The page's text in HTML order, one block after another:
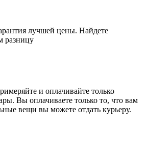
лучшей цены. Найдете
разницу
и оплачивайте только
Вы оплачиваете только то, что вам
вещи вы можете отдать курьеру.